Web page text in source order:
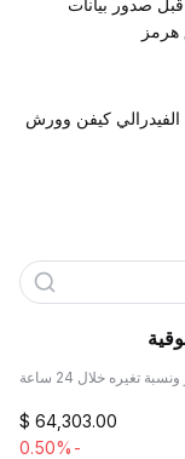
صدور بيانات
هرمز
كيفن وورش
تغيره خلال 24 ساعة
$ 64,303.00
-0.50%